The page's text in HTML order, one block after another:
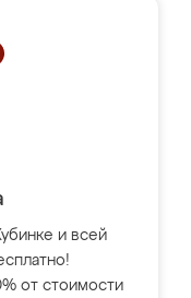
и всей
от стоимости